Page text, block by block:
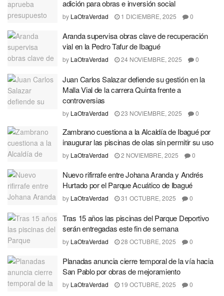
adición para obras e inversión social
by LaOtraVerdad 1 DICIEMBRE, 2025 0
Aranda supervisa obras clave de recuperación
vial en la Pedro Tafur de Ibagué
by LaOtraVerdad 24 NOVIEMBRE, 2025 0
Juan Carlos Salazar defiende su gestión en la
Malla Vial de la carrera Quinta frente a
controversias
by LaOtraVerdad 23 NOVIEMBRE, 2025 0
Zambrano cuestiona a la Alcaldía de Ibagué por
inaugurar las piscinas de olas sin permitir su uso
by LaOtraVerdad 2 NOVIEMBRE, 2025 0
Nuevo rifirrafe entre Johana Aranda y Andrés
Hurtado por el Parque Acuático de Ibagué
by LaOtraVerdad 31 OCTUBRE, 2025 0
Tras 15 años las piscinas del Parque Deportivo
serán entregadas este fin de semana
by LaOtraVerdad 28 OCTUBRE, 2025 0
Planadas anuncia cierre temporal de la vía hacia
San Pablo por obras de mejoramiento
by LaOtraVerdad 19 OCTUBRE, 2025 0